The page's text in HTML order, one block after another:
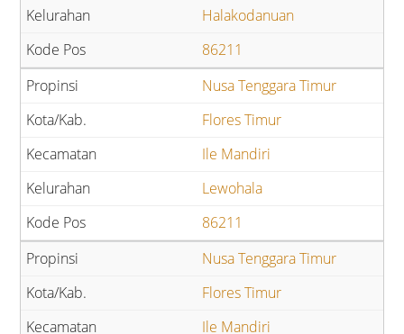
Halakodanuan
86211
Nusa Tenggara Timur
Flores Timur
Ile Mandiri
Lewohala
86211
Nusa Tenggara Timur
Flores Timur
Ile Mandiri